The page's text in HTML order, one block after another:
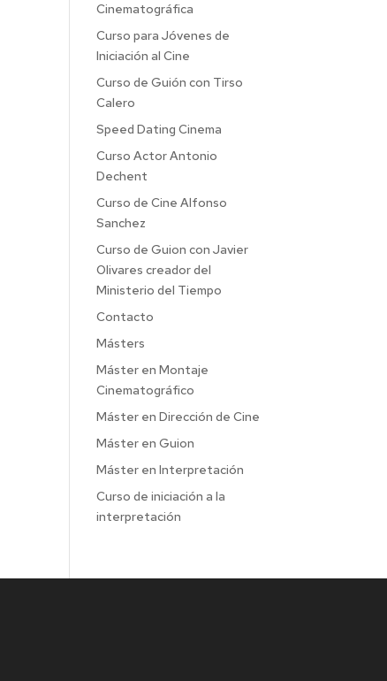
Cinematográfica
Curso para Jóvenes de
Iniciación al Cine
Curso de Guión con Tirso
Calero
Speed Dating Cinema
Curso Actor Antonio
Dechent
Curso de Cine Alfonso
Sanchez
Curso de Guion con Javier
Olivares creador del
Ministerio del Tiempo
Contacto
Másters
Máster en Montaje
Cinematográfico
Máster en Dirección de Cine
Máster en Guion
Máster en Interpretación
Curso de iniciación a la
interpretación